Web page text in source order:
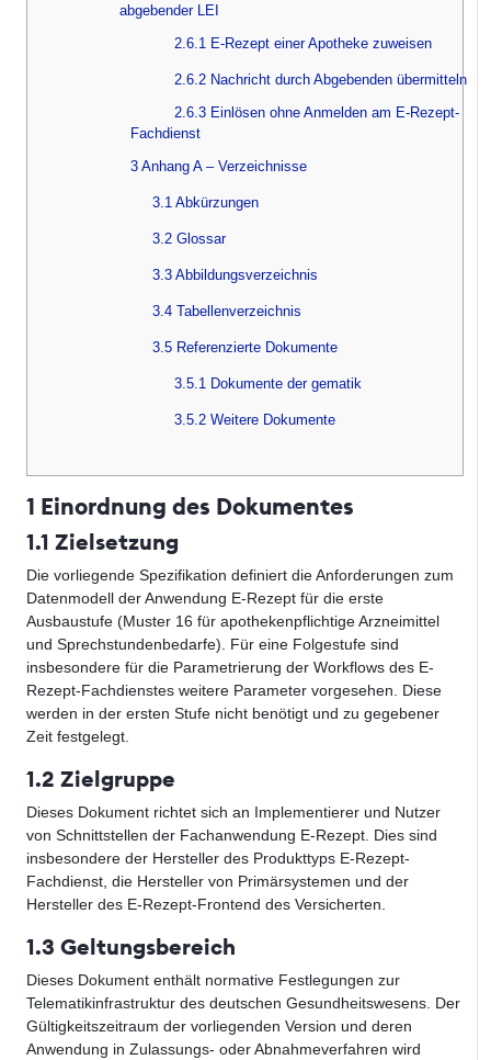
abgebender LEI
2.6.1 E-Rezept einer Apotheke zuweisen
2.6.2 Nachricht durch Abgebenden übermitteln
2.6.3 Einlösen ohne Anmelden am E-Rezept-
Fachdienst
3 Anhang A – Verzeichnisse
3.1 Abkürzungen
3.2 Glossar
3.3 Abbildungsverzeichnis
3.4 Tabellenverzeichnis
3.5 Referenzierte Dokumente
3.5.1 Dokumente der gematik
3.5.2 Weitere Dokumente
1 Einordnung des Dokumentes
1.1 Zielsetzung
Die vorliegende Spezifikation definiert die Anforderungen zum
Datenmodell der Anwendung E-Rezept für die erste
Ausbaustufe (Muster 16 für apothekenpflichtige Arzneimittel
und Sprechstundenbedarfe). Für eine Folgestufe sind
insbesondere für die Parametrierung der Workflows des E-
Rezept-Fachdienstes weitere Parameter vorgesehen. Diese
werden in der ersten Stufe nicht benötigt und zu gegebener
Zeit festgelegt.
1.2 Zielgruppe
Dieses Dokument richtet sich an Implementierer und Nutzer
von Schnittstellen der Fachanwendung E-Rezept. Dies sind
insbesondere der Hersteller des Produkttyps E-Rezept-
Fachdienst, die Hersteller von Primärsystemen und der
Hersteller des E-Rezept-Frontend des Versicherten.
1.3 Geltungsbereich
Dieses Dokument enthält normative Festlegungen zur
Telematikinfrastruktur des deutschen Gesundheitswesens. Der
Gültigkeitszeitraum der vorliegenden Version und deren
Anwendung in Zulassungs- oder Abnahmeverfahren wird